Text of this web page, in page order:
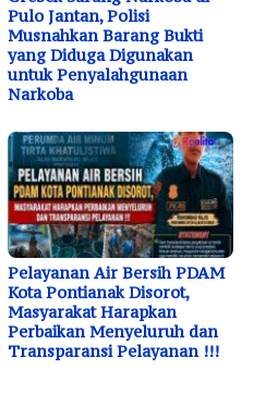
Pulo Jantan, Polisi
Musnahkan Barang Bukti
yang Diduga Digunakan
untuk Penyalahgunaan
Narkoba
Pelayanan Air Bersih PDAM
Kota Pontianak Disorot,
Masyarakat Harapkan
Perbaikan Menyeluruh dan
Transparansi Pelayanan !!!